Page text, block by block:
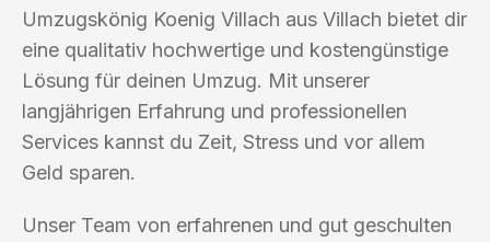
Umzugskönig Koenig Villach aus Villach bietet dir
eine qualitativ hochwertige und kostengünstige
Lösung für deinen Umzug. Mit unserer
langjährigen Erfahrung und professionellen
Services kannst du Zeit, Stress und vor allem
Geld sparen.
Unser Team von erfahrenen und gut geschulten